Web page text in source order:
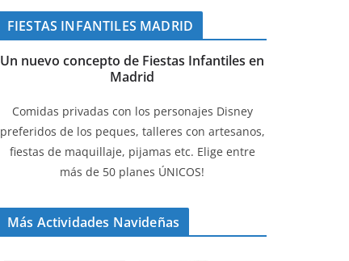
FIESTAS INFANTILES MADRID
Un nuevo concepto de Fiestas Infantiles en
Madrid
Comidas privadas con los personajes Disney
preferidos de los peques, talleres con artesanos,
fiestas de maquillaje, pijamas etc. Elige entre
más de 50 planes ÚNICOS!
Más Actividades Navideñas